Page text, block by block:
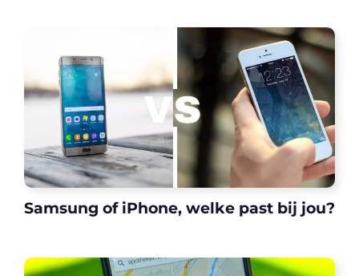
Samsung of iPhone, welke past bij jou?